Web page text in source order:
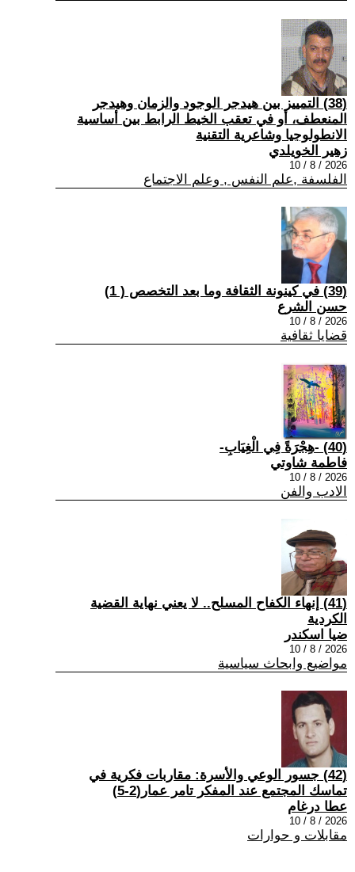
(38) التمييز بين هيدجر الوجود والزمان وهيدجر
المنعطف، أو في تعقب الخيط الرابط بين أساسية
الانطولوجيا وشاعرية التقنية
زهير الخويلدي
2026 / 8 / 10
الفلسفة ,علم النفس , وعلم الاجتماع
(39) في كينونة الثقافة وما بعد التخصص ( 1)
حسن الشرع
2026 / 8 / 10
قضايا ثقافية
(40) -هِجْرَةً فِي الْغِيَابِ-
فاطمة شاوتي
2026 / 8 / 10
الادب والفن
(41) إنهاء الكفاح المسلح.. لا يعني نهاية القضية
الكردية
ضيا اسكندر
2026 / 8 / 10
مواضيع وابحاث سياسية
(42) جسور الوعي والأسرة: مقاربات فكرية في
تماسك المجتمع عند المفكر تامر عمار(2-5)
عطا درغام
2026 / 8 / 10
مقابلات و حوارات